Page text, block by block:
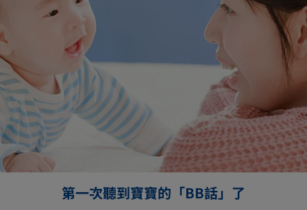
第一次聽到寶寶的「BB話」了